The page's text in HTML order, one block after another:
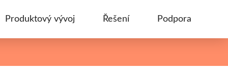
Produktový vývoj Řešení Podpora